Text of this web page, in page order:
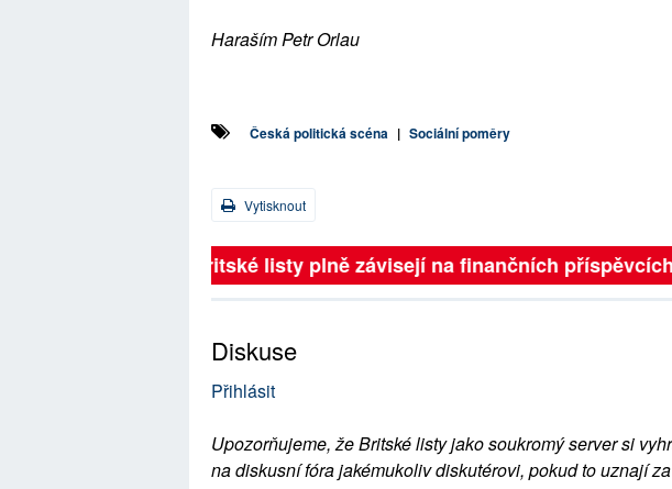
Haraším Petr Orlau
Česká politická scéna | Sociální poměry
Vytisknout
Britské listy plně závisejí na finančních
Diskuse
Přihlásit
Upozorňujeme, že Britské listy jako soukromý server si
na diskusní fóra jakémukoliv diskutérovi, pokud to uznají